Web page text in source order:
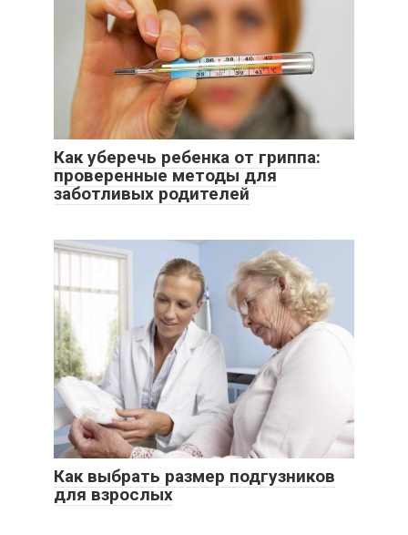
Как уберечь ребенка от гриппа:
проверенные методы для
заботливых родителей
Как выбрать размер подгузников
для взрослых